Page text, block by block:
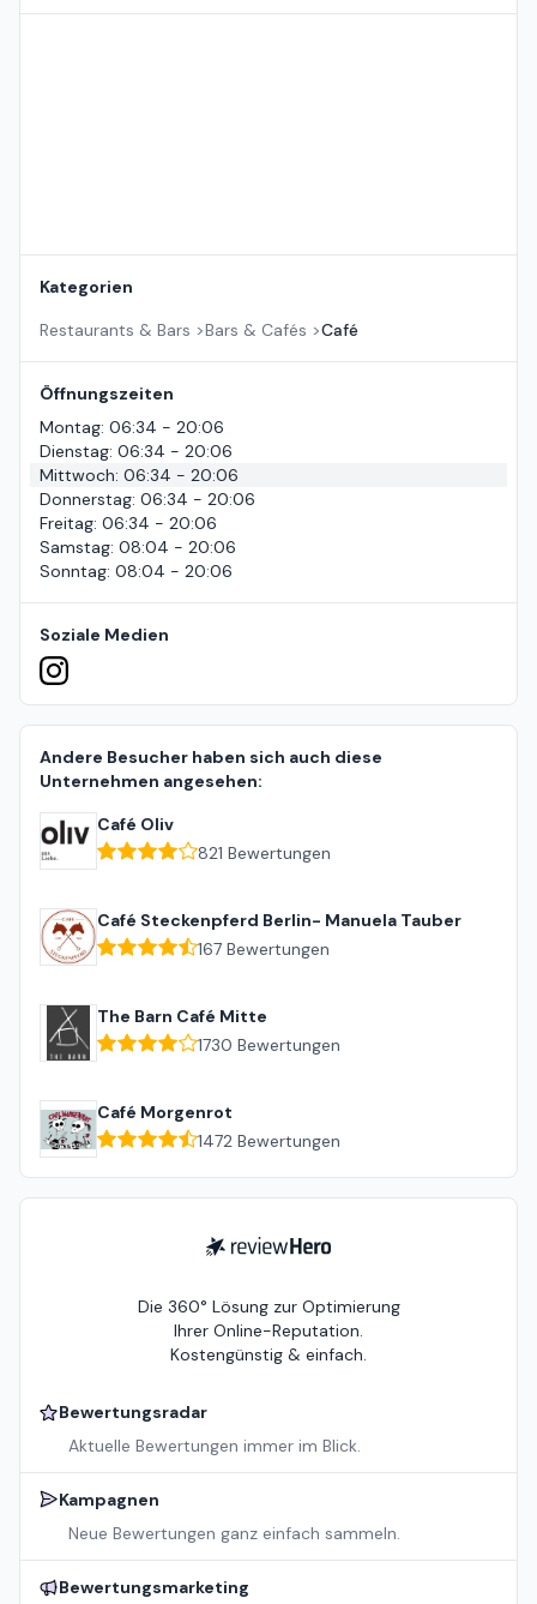
Kategorien
Restaurants & Bars >Bars & Cafés >Café
Öffnungszeiten
Montag: 06:34 - 20:06
Dienstag: 06:34 - 20:06
Mittwoch: 06:34 - 20:06
Donnerstag: 06:34 - 20:06
Freitag: 06:34 - 20:06
Samstag: 08:04 - 20:06
Sonntag: 08:04 - 20:06
Soziale Medien
Andere Besucher haben sich auch diese
Unternehmen angesehen:
Café Oliv
821 Bewertungen
Café Steckenpferd Berlin- Manuela Tauber
167 Bewertungen
The Barn Café Mitte
1730 Bewertungen
Café Morgenrot
1472 Bewertungen
ReviewHero
Die 360° Lösung zur Optimierung
Ihrer Online-Reputation.
Kostengünstig & einfach.
Bewertungsradar
Aktuelle Bewertungen immer im Blick.
Kampagnen
Neue Bewertungen ganz einfach sammeln.
Bewertungsmarketing